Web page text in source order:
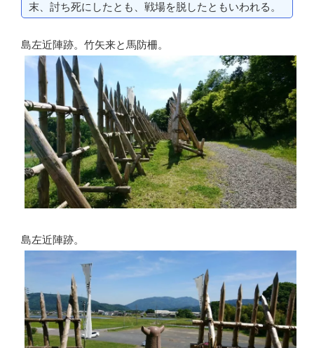
末、討ち死にしたとも、戦場を脱したともいわれる。
島左近陣跡。竹矢来と馬防柵。
島左近陣跡。